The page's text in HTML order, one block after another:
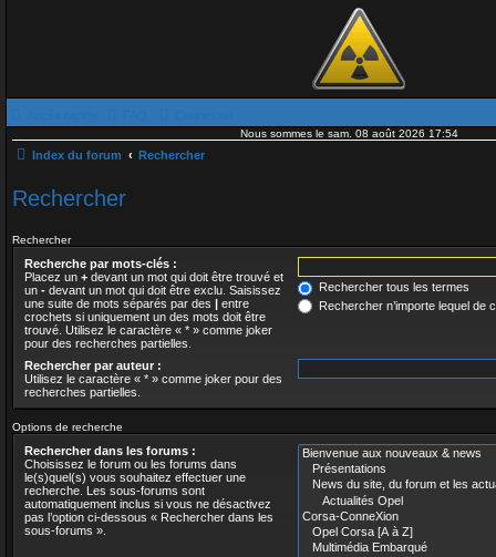
Nous sommes le sam. 08 août 2026 17:54
Index du forum Rechercher
Rechercher
Rechercher
Recherche par mots-clés :
Placez un + devant un mot qui doit être trouvé et
un - devant un mot qui doit être exclu. Saisissez
une suite de mots séparés par des | entre
crochets si uniquement un des mots doit être
trouvé. Utilisez le caractère « * » comme joker
pour des recherches partielles.
Rechercher tous les termes
Rechercher n’importe lequel de
Rechercher par auteur :
Utilisez le caractère « * » comme joker pour des
recherches partielles.
Options de recherche
Rechercher dans les forums :
Choisissez le forum ou les forums dans
le(s)quel(s) vous souhaitez effectuer une
recherche. Les sous-forums sont
automatiquement inclus si vous ne désactivez
pas l’option ci-dessous « Rechercher dans les
sous-forums ».